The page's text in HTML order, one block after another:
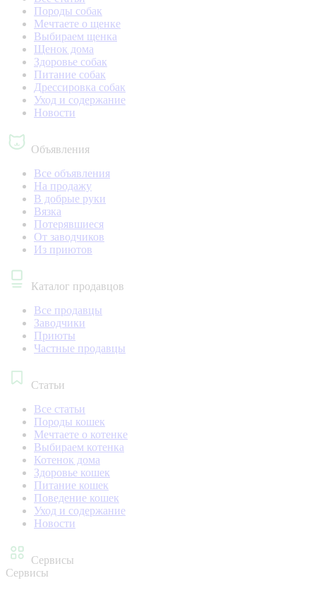
Породы собак
Мечтаете о щенке
Выбираем щенка
Щенок дома
Здоровье собак
Питание собак
Дрессировка собак
Уход и содержание
Новости
Объявления
Все объявления
На продажу
В добрые руки
Вязка
Потерявшиеся
От заводчиков
Из приютов
Каталог продавцов
Все продавцы
Заводчики
Приюты
Частные продавцы
Статьи
Все статьи
Породы кошек
Мечтаете о котенке
Выбираем котенка
Котенок дома
Здоровье кошек
Питание кошек
Поведение кошек
Уход и содержание
Новости
Сервисы
Сервисы